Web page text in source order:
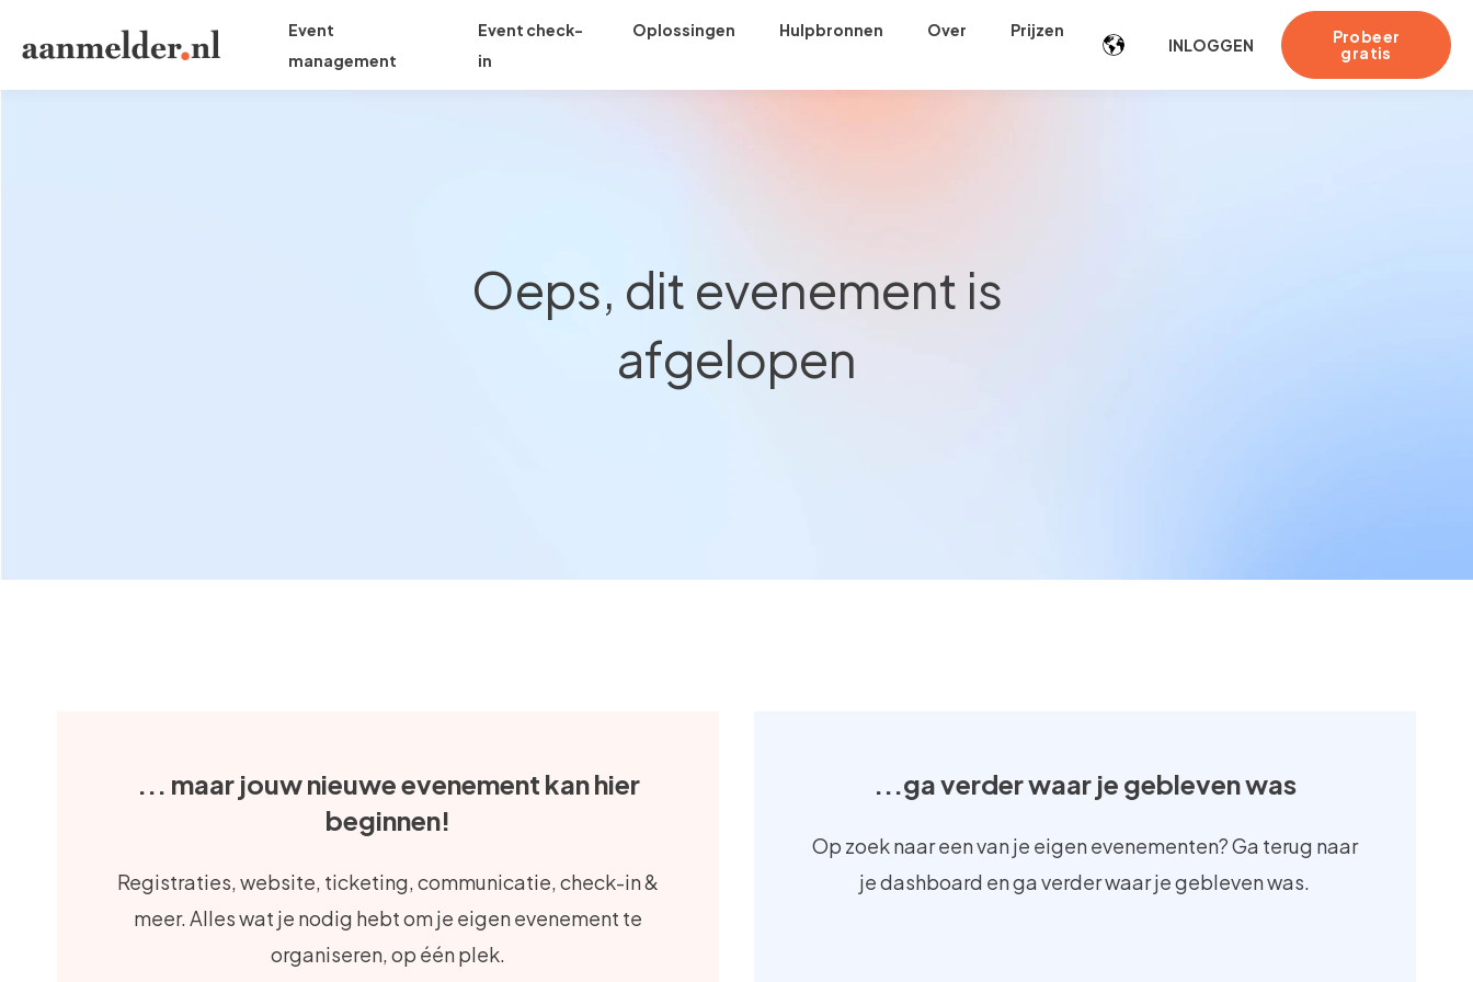
Event
management
Event check-
in
Oplossingen Hulpbronnen Over Prijzen
INLOGGEN
Probeer
gratis
Oeps, dit evenement is
afgelopen
... maar jouw nieuwe evenement kan hier
beginnen!
Registraties, website, ticketing, communicatie, check-in &
meer. Alles wat je nodig hebt om je eigen evenement te
organiseren, op één plek.
...ga verder waar je gebleven was
Op zoek naar een van je eigen evenementen? Ga terug naar
je dashboard en ga verder waar je gebleven was.